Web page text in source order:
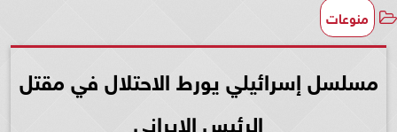
منوعات
مسلسل إسرائيلي يورط الاحتلال في مقتل
الرئيس الإيراني